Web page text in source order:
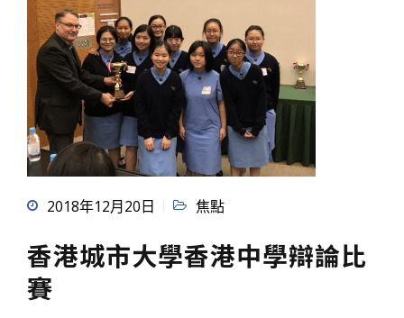
2018年12月20日 焦點
香港城市大學香港中學辯論比
賽